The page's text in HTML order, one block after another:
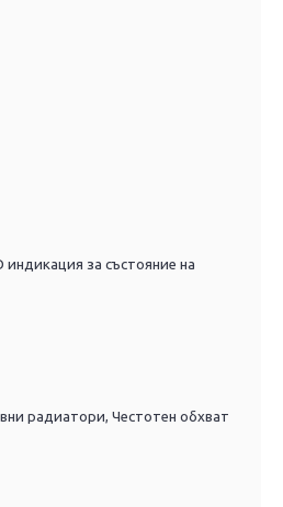
индикация за състояние на
радиатори, Честотен обхват